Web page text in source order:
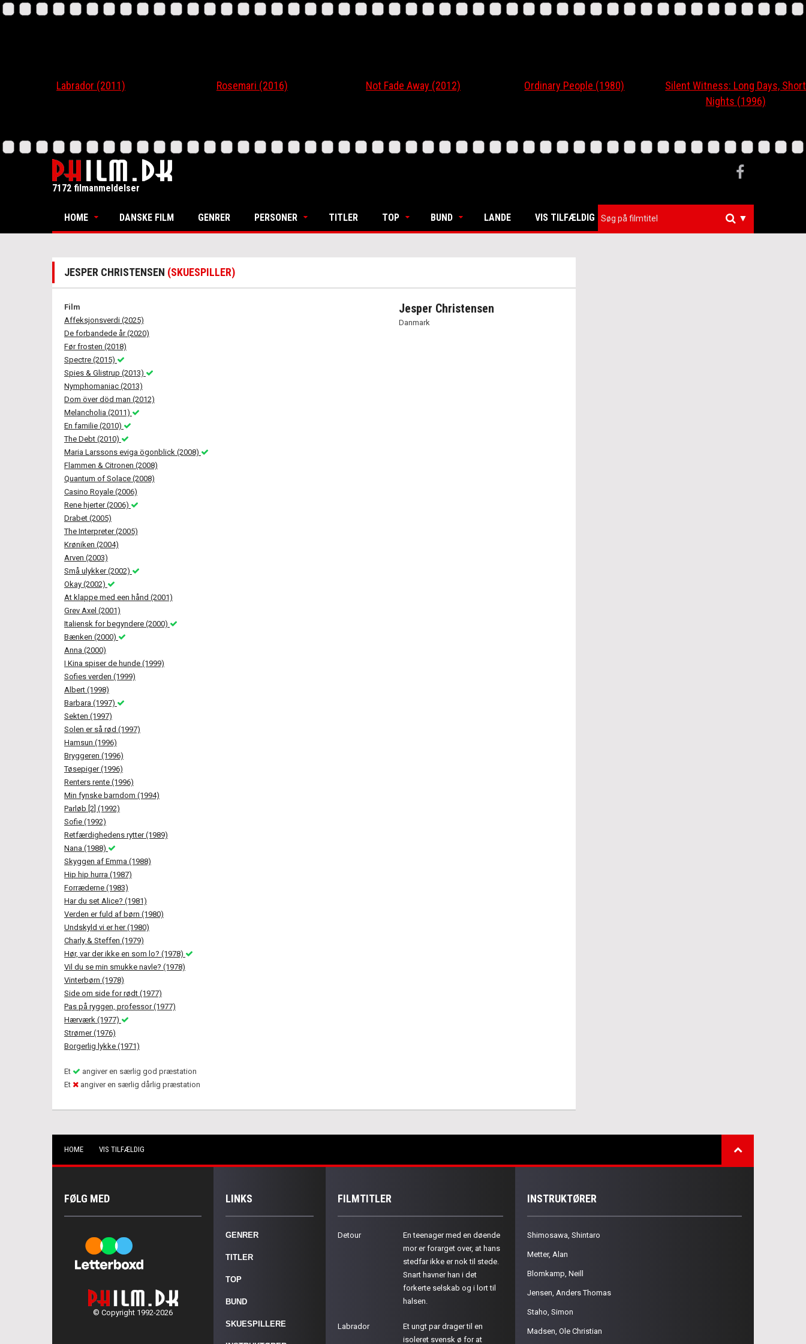
Labrador (2011) Rosemari (2016) Not Fade Away (2012) Ordinary People (1980)
Silent Witness: Long Days, Short
Nights (1996)
7172 filmanmeldelser
HOME DANSKE FILM GENRER PERSONER TITLER TOP BUND LANDE VIS TILFÆLDIG ▼
JESPER CHRISTENSEN (SKUESPILLER)
Jesper Christensen
Danmark
Film
Affeksjonsverdi (2025)
De forbandede år (2020)
Før frosten (2018)
Spectre (2015)
Spies & Glistrup (2013)
Nymphomaniac (2013)
Dom över död man (2012)
Melancholia (2011)
En familie (2010)
The Debt (2010)
Maria Larssons eviga ögonblick (2008)
Flammen & Citronen (2008)
Quantum of Solace (2008)
Casino Royale (2006)
Rene hjerter (2006)
Drabet (2005)
The Interpreter (2005)
Krøniken (2004)
Arven (2003)
Små ulykker (2002)
Okay (2002)
At klappe med een hånd (2001)
Grev Axel (2001)
Italiensk for begyndere (2000)
Bænken (2000)
Anna (2000)
I Kina spiser de hunde (1999)
Sofies verden (1999)
Albert (1998)
Barbara (1997)
Sekten (1997)
Solen er så rød (1997)
Hamsun (1996)
Bryggeren (1996)
Tøsepiger (1996)
Renters rente (1996)
Min fynske barndom (1994)
Parløb [2] (1992)
Sofie (1992)
Retfærdighedens rytter (1989)
Nana (1988)
Skyggen af Emma (1988)
Hip hip hurra (1987)
Forræderne (1983)
Har du set Alice? (1981)
Verden er fuld af børn (1980)
Undskyld vi er her (1980)
Charly & Steffen (1979)
Hør, var der ikke en som lo? (1978)
Vil du se min smukke navle? (1978)
Vinterbørn (1978)
Side om side for rødt (1977)
Pas på ryggen, professor (1977)
Hærværk (1977)
Strømer (1976)
Borgerlig lykke (1971)
Et
angiver en særlig god præstation
Et
angiver en særlig dårlig præstation
HOME VIS TILFÆLDIG
FØLG MED
© Copyright 1992-2026
LINKS
GENRER
TITLER
TOP
BUND
SKUESPILLERE
FILMTITLER
Detour
En teenager med en døende
mor er forarget over, at hans
stedfar ikke er nok til stede.
Snart havner han i det
forkerte selskab og i lort til
halsen.
Labrador
Et ungt par drager til en
isoleret svensk ø for at
INSTRUKTØRER
Shimosawa, Shintaro
Metter, Alan
Blomkamp, Neill
Jensen, Anders Thomas
Staho, Simon
Madsen, Ole Christian